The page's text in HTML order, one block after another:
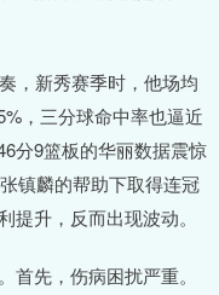
，新秀赛季时，他场均
，三分球命中率也逼近
分9篮板的华丽数据震惊
镇麟的帮助下取得连冠
升，反而出现波动。
先，伤病困扰严重。